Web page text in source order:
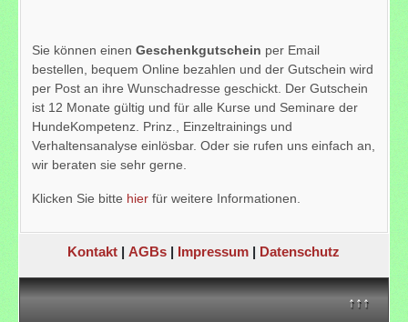
Kontakt |AGBs | Impressum | Datenschutz
↑↑↑
Sie können einenGeschenkgutschein per Email
bestellen, bequem Online bezahlen und der Gutschein wird
per Post an ihre Wunschadresse geschickt. Der Gutschein
ist 12 Monate gültig und für alle Kurse und Seminare der
HundeKompetenz. Prinz., Einzeltrainings und
Verhaltensanalyse einlösbar. Oder sie rufen uns einfach an,
wir beraten sie sehr gerne.
Klicken Sie bitte hier für weitere Informationen.